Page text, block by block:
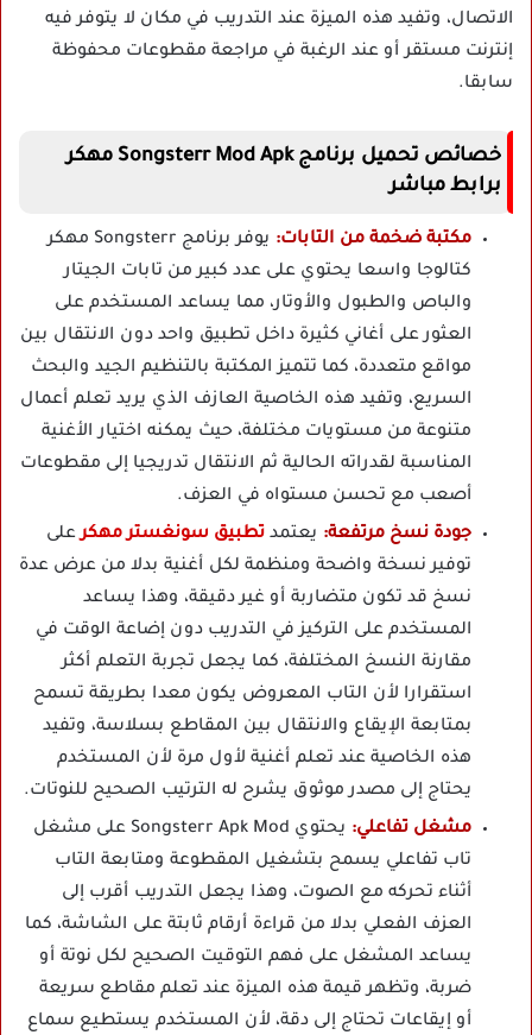
الاتصال، وتفيد هذه الميزة عند التدريب في مكان لا يتوفر فيه
إنترنت مستقر أو عند الرغبة في مراجعة مقطوعات محفوظة
سابقا.
خصائص تحميل برنامج Songsterr Mod Apk مهكر
برابط مباشر
مكتبة ضخمة من التابات:
يوفر برنامج Songsterr مهكر
كتالوجا واسعا يحتوي على عدد كبير من تابات الجيتار
والباص والطبول والأوتار، مما يساعد المستخدم على
العثور على أغاني كثيرة داخل تطبيق واحد دون الانتقال بين
مواقع متعددة، كما تتميز المكتبة بالتنظيم الجيد والبحث
السريع، وتفيد هذه الخاصية العازف الذي يريد تعلم أعمال
متنوعة من مستويات مختلفة، حيث يمكنه اختيار الأغنية
المناسبة لقدراته الحالية ثم الانتقال تدريجيا إلى مقطوعات
أصعب مع تحسن مستواه في العزف.
جودة نسخ مرتفعة: يعتمد تطبيق سونغستر مهكرعلى
توفير نسخة واضحة ومنظمة لكل أغنية بدلا من عرض عدة
نسخ قد تكون متضاربة أو غير دقيقة، وهذا يساعد
المستخدم على التركيز في التدريب دون إضاعة الوقت في
مقارنة النسخ المختلفة، كما يجعل تجربة التعلم أكثر
استقرارا لأن التاب المعروض يكون معدا بطريقة تسمح
بمتابعة الإيقاع والانتقال بين المقاطع بسلاسة، وتفيد
هذه الخاصية عند تعلم أغنية لأول مرة لأن المستخدم
يحتاج إلى مصدر موثوق يشرح له الترتيب الصحيح للنوتات.
مشغل تفاعلي:
يحتوي Songsterr Apk Mod على مشغل
تاب تفاعلي يسمح بتشغيل المقطوعة ومتابعة التاب
أثناء تحركه مع الصوت، وهذا يجعل التدريب أقرب إلى
العزف الفعلي بدلا من قراءة أرقام ثابتة على الشاشة، كما
يساعد المشغل على فهم التوقيت الصحيح لكل نوتة أو
ضربة، وتظهر قيمة هذه الميزة عند تعلم مقاطع سريعة
أو إيقاعات تحتاج إلى دقة، لأن المستخدم يستطيع سماع